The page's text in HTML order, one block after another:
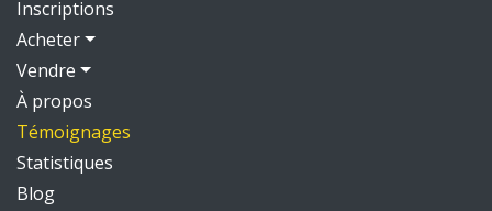
Inscriptions
Acheter
Vendre
À propos
Témoignages
Statistiques
Blog